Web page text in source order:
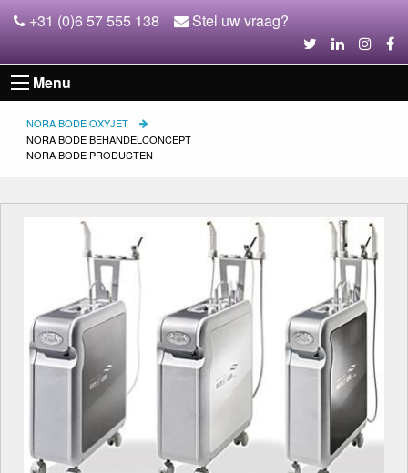
+31 (0)6 57 555 138 Stel uw vraag?
Menu
NORA BODE OXYJET
NORA BODE BEHANDELCONCEPT
NORA BODE PRODUCTEN